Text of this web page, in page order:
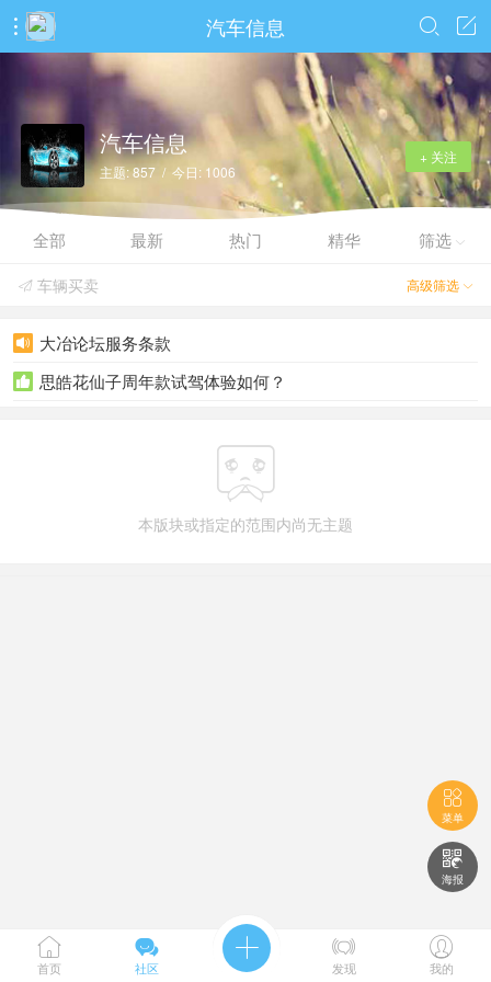
 汽车信息 

+ 关注
汽车信息
主题: 857 / 今日: 1006
全部 最新 热门 精华 筛选 
高级筛选 
 车辆买卖
 大冶论坛服务条款
 思皓花仙子周年款试驾体验如何？

本版块或指定的范围内尚无主题

菜单

海报

首页

社区
 
发现

我的